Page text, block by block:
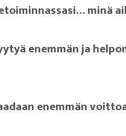
minä
enemmän ja
enemmän